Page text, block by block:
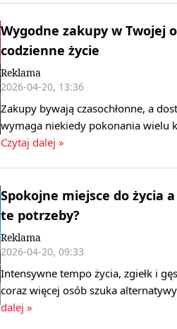
Wygodne zakupy w Twojej
codzienne życie
Reklama
2026-04-20, 13:36
Zakupy bywają czasochłonne, a
wymaga niekiedy pokonania wielu
Czytaj dalej »
Spokojne miejsce do życia
te potrzeby?
Reklama
2026-04-20, 09:33
Intensywne tempo życia, zgiełk i
coraz więcej osób szuka
dalej »